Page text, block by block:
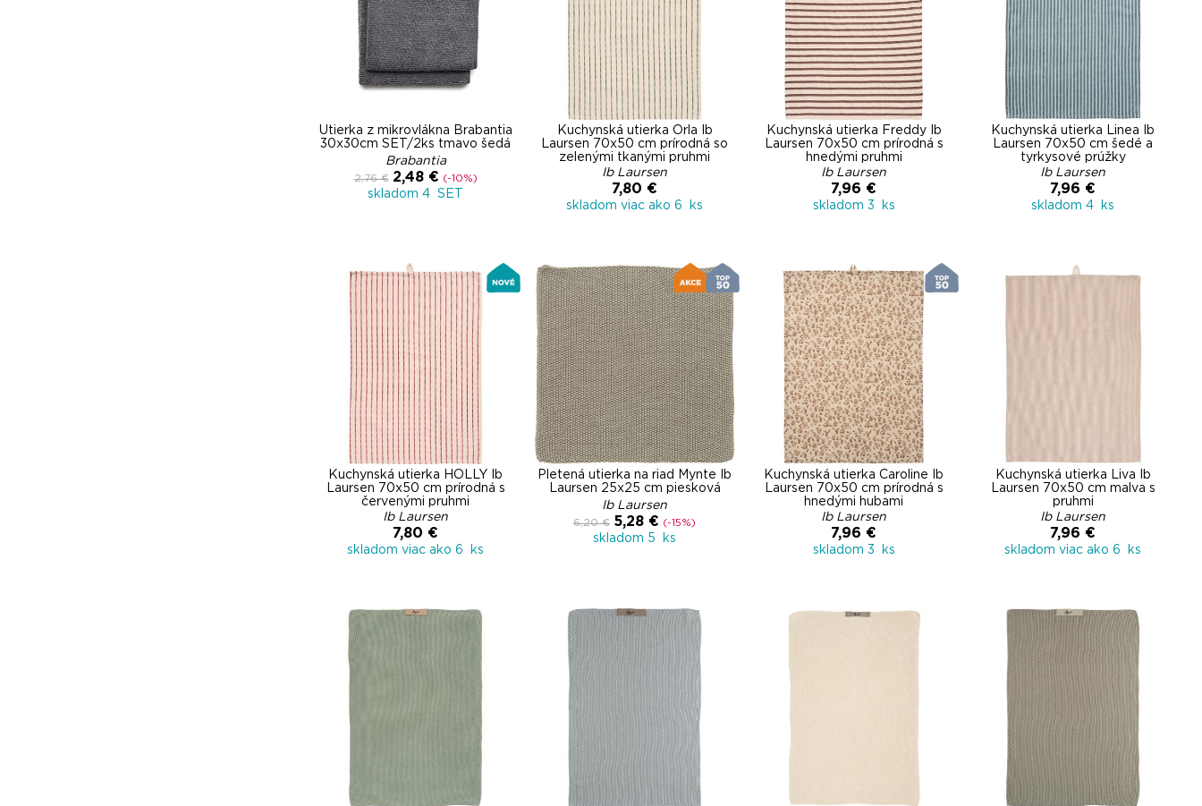
Utierka z mikrovlákna Brabantia
30x30cm SET/2ks tmavo šedá
Brabantia
2,76 € 2,48 € (-10%)
skladom 4 SET
Kuchynská utierka Orla Ib
Laursen 70x50 cm prírodná so
zelenými tkanými pruhmi
Ib Laursen
7,80 €
skladom viac ako 6 ks
Kuchynská utierka Freddy Ib
Laursen 70x50 cm prírodná s
hnedými pruhmi
Ib Laursen
7,96 €
skladom 3 ks
Kuchynská utierka Linea Ib
Laursen 70x50 cm šedé a
tyrkysové prúžky
Ib Laursen
7,96 €
skladom 4 ks
Kuchynská utierka HOLLY Ib
Laursen 70x50 cm prírodná s
červenými pruhmi
Ib Laursen
7,80 €
skladom viac ako 6 ks
Pletená utierka na riad Mynte Ib
Laursen 25x25 cm piesková
Ib Laursen
6,20 € 5,28 € (-15%)
skladom 5 ks
Kuchynská utierka Caroline Ib
Laursen 70x50 cm prírodná s
hnedými hubami
Ib Laursen
7,96 €
skladom 3 ks
Kuchynská utierka Liva Ib
Laursen 70x50 cm malva s
pruhmi
Ib Laursen
7,96 €
skladom viac ako 6 ks